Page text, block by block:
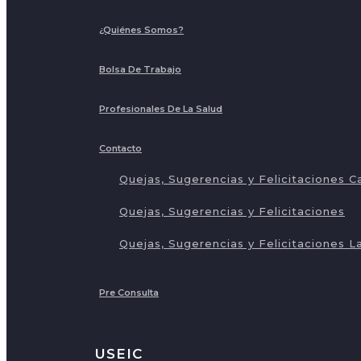
¿Quiénes Somos?
Bolsa De Trabajo
Profesionales De La Salud
Contacto
Quejas, Sugerencias y Felicitaciones
Quejas, Sugerencias y Felicitaciones
Quejas, Sugerencias y Felicitaciones
Pre Consulta
USEIC